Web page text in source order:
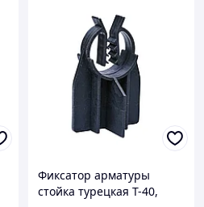
Фиксатор арматуры
стойка турецкая T-40,